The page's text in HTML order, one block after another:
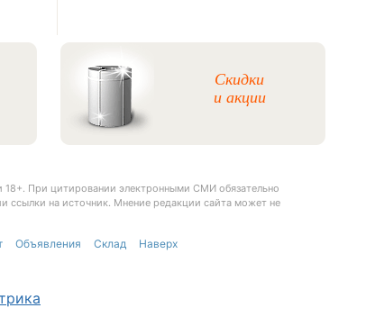
Скидки
и акции
18+. При цитировании электронными СМИ обязательно
ссылки на источник. Мнение редакции сайта может не
Объявления Склад Наверх